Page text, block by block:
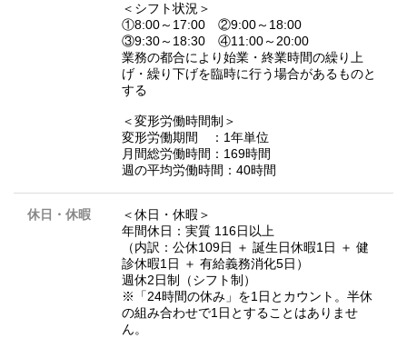
＜シフト状況＞
①8:00～17:00 ②9:00～18:00
③9:30～18:30 ④11:00～20:00
業務の都合により始業・終業時間の繰り上
げ・繰り下げを臨時に行う場合があるものと
する
＜変形労働時間制＞
変形労働期間 ：1年単位
月間総労働時間：169時間
週の平均労働時間：40時間
休日・休暇
＜休日・休暇＞
年間休日：実質 116日以上
（内訳：公休109日 ＋ 誕生日休暇1日 ＋ 健
診休暇1日 ＋ 有給義務消化5日）
週休2日制（シフト制）
※「24時間の休み」を1日とカウント。半休
の組み合わせで1日とすることはありませ
ん。